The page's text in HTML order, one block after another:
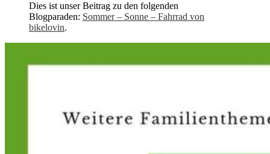
Dies ist unser Beitrag zu den folgenden
Blogparaden: Sommer – Sonne – Fahrrad von
bikelovin.